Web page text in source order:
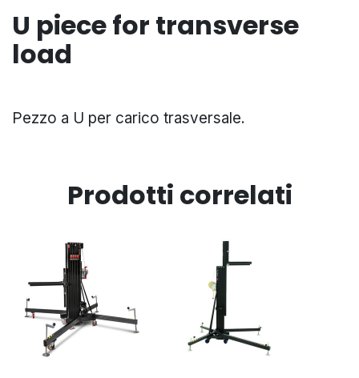
U piece for transverse
load
Pezzo a U per carico trasversale.
Prodotti correlati